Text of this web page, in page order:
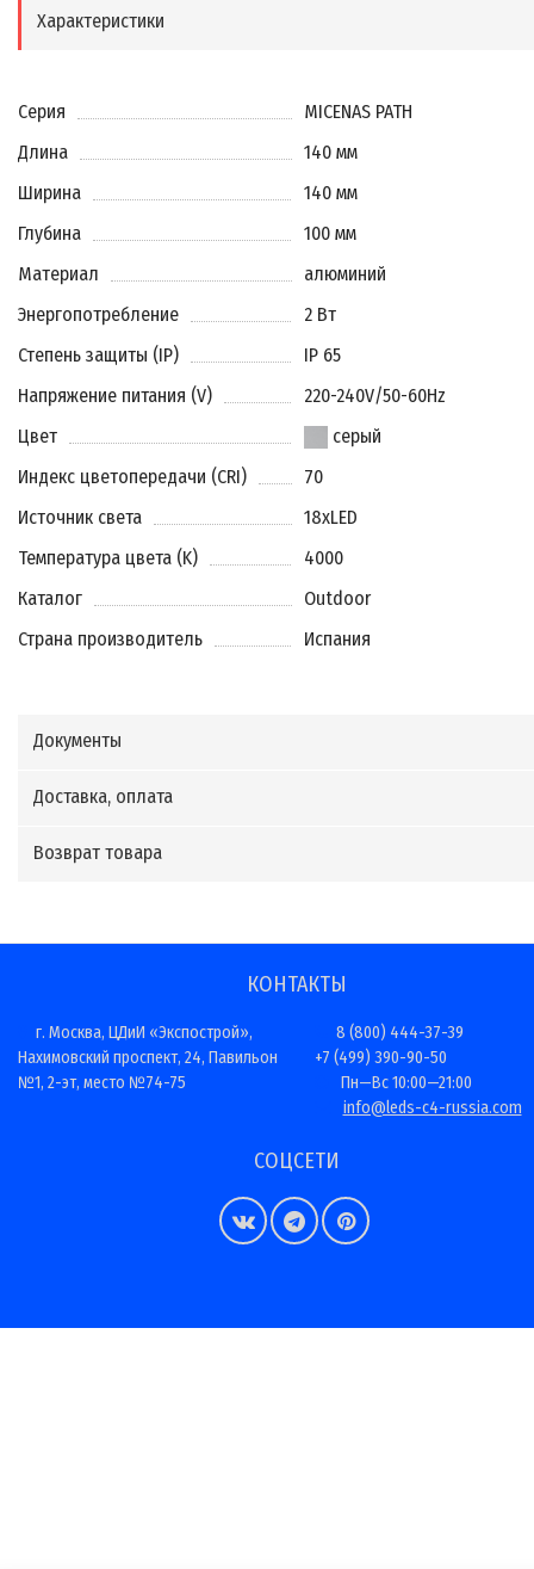
Характеристики
Серия
MICENAS PATH
Длина
140 мм
Ширина
140 мм
Глубина
100 мм
Материал
алюминий
Энергопотребление
2 Вт
Степень защиты (IP)
IP 65
Напряжение питания (V)
220-240V/50-60Hz
Цвет
серый
Индекс цветопередачи (CRI)
70
Источник света
18xLED
Температура цвета (K)
4000
Каталог
Outdoor
Страна производитель
Испания
Документы
Доставка, оплата
Возврат товара
КОНТАКТЫ
г. Москва, ЦДиИ «Экспострой»,
Нахимовский проспект, 24, Павильон
№1, 2-эт, место №74-75
8 (800) 444-37-39
+7 (499) 390-90-50
Пн—Вс 10:00—21:00
info@leds-c4-russia.com
СОЦСЕТИ